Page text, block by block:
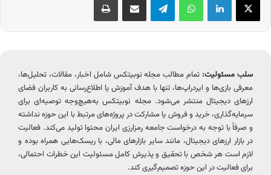
سلب مسئولیت: تمام مطالب مجله نوبیتکس شامل اخبار، مقالات، تحلیل‌ها،
معرفی بازی‌ها و ایردراپ‌ها، تنها با هدف آموزش یا اطلاع‌رسانی به کاربران فضای
ارزهای دیجیتال منتشر می‌شود. مجله نوبیتکس به‌هیچ‌وجه توصیه‌ای برای
سرمایه‌گذاری، خرید و فروش یا مشارکت در پروژه‌های مرتبط با این حوزه نداشته
و صرفاً با توجه به درخواست جامعه رمزارزی ایران محتوا تولید می‌کند. فعالیت
در بازار ارزهای دیجیتال، مانند سایر بازارهای مالی، با ریسک‌هایی همراه بوده و
لازم است هر شخص با تحقیق و پذیرش کامل مسئولیت این خطرات احتمالی،
برای فعالیت در این حوزه تصمیم‌گیری کند.